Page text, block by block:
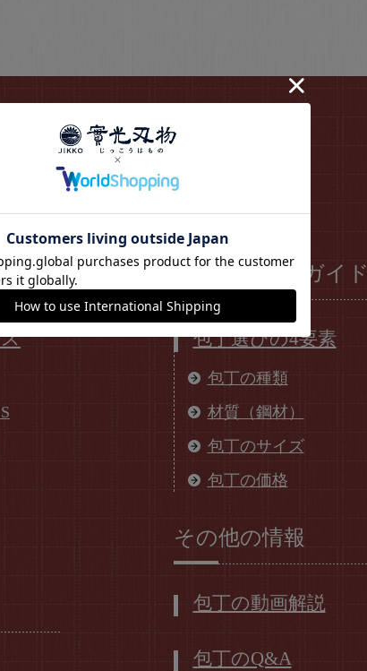
包丁の知識
必読！購入前ガイド
包丁選びの4要素
包丁の種類
材質（鋼材）
包丁のサイズ
包丁の価格
その他の情報
包丁の動画解説
包丁のQ&A